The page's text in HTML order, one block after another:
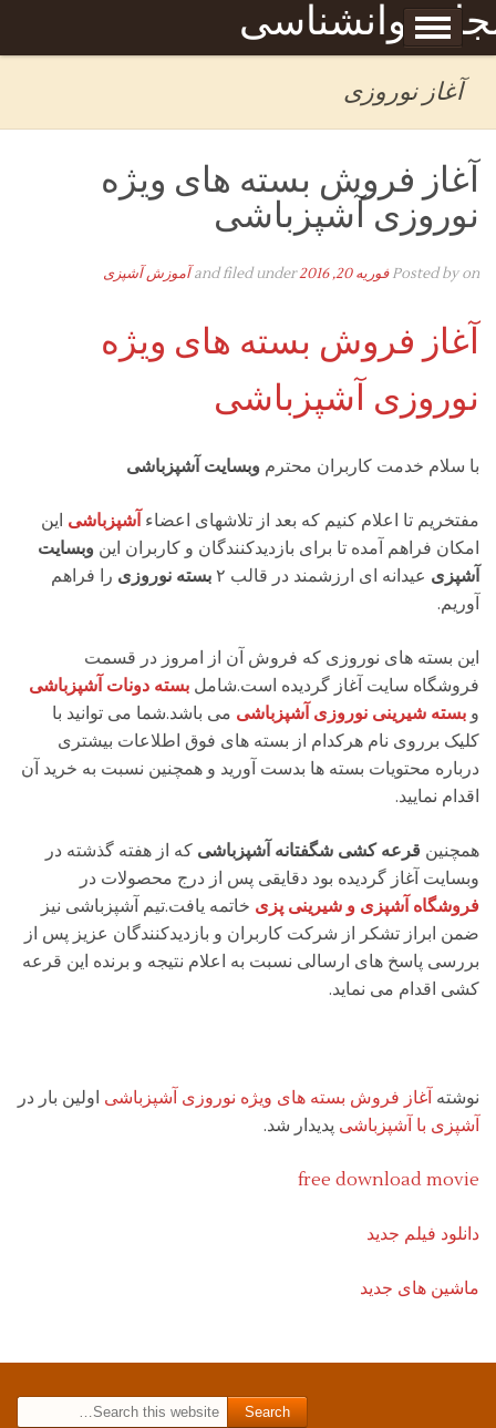
روانشناسی
Skip to content
برگه نمونه
آغاز نوروزی
آغاز فروش بسته های ویژه
نوروزی آشپزباشی
Posted byon فوریه 20, 2016 and filed under آموزش آشپزی
آغاز فروش بسته های ویژه
نوروزی آشپزباشی
با سلام خدمت کاربران محترم وبسایت آشپزباشی
مفتخریم تا اعلام کنیم که بعد از تلاشهای اعضاء آشپزباشی این
امکان فراهم آمده تا برای بازدیدکنندگان و کاربران این وبسایت
آشپزی عیدانه ای ارزشمند در قالب ۲ بسته نوروزی را فراهم
آوریم.
این بسته های نوروزی که فروش آن از امروز در قسمت
فروشگاه سایت آغاز گردیده است.شامل بسته دونات آشپزباشی
و بسته شیرینی نوروزی آشپزباشی می باشد.شما می توانید با
کلیک برروی نام هرکدام از بسته های فوق اطلاعات بیشتری
درباره محتویات بسته ها بدست آورید و همچنین نسبت به خرید آن
اقدام نمایید.
همچنین قرعه کشی شگفتانه آشپزباشی که از هفته گذشته در
وبسایت آغاز گردیده بود دقایقی پس از درج محصولات در
فروشگاه آشپزی و شیرینی پزی خاتمه یافت.تیم آشپزباشی نیز
ضمن ابراز تشکر از شرکت کاربران و بازدیدکنندگان عزیز پس از
بررسی پاسخ های ارسالی نسبت به اعلام نتیجه و برنده این قرعه
کشی اقدام می نماید.
نوشته آغاز فروش بسته های ویژه نوروزی آشپزباشی اولین بار در
آشپزی با آشپزباشی پدیدار شد.
free download movie
دانلود فیلم جدید
ماشین های جدید